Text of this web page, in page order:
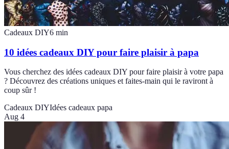
Cadeaux DIY6 min
10 idées cadeaux DIY pour faire plaisir à papa
Vous cherchez des idées cadeaux DIY pour faire plaisir à votre papa
? Découvrez des créations uniques et faites-main qui le raviront à
coup sûr !
Cadeaux DIYIdées cadeaux papa
Aug 4